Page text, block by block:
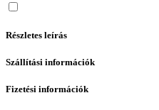
Részletes leírás
Szállítási információk
Fizetési információk